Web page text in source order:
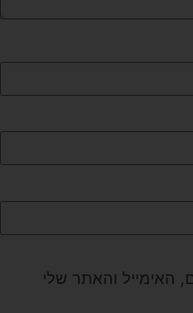
האימייל והאתר שלי